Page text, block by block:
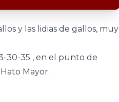
y las lidias de gallos, muy
30-35 , en el punto de
Mayor.